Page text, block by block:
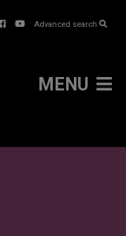
Advanced search
MENU